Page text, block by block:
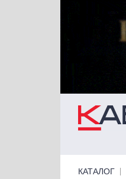
КАТАЛОГ